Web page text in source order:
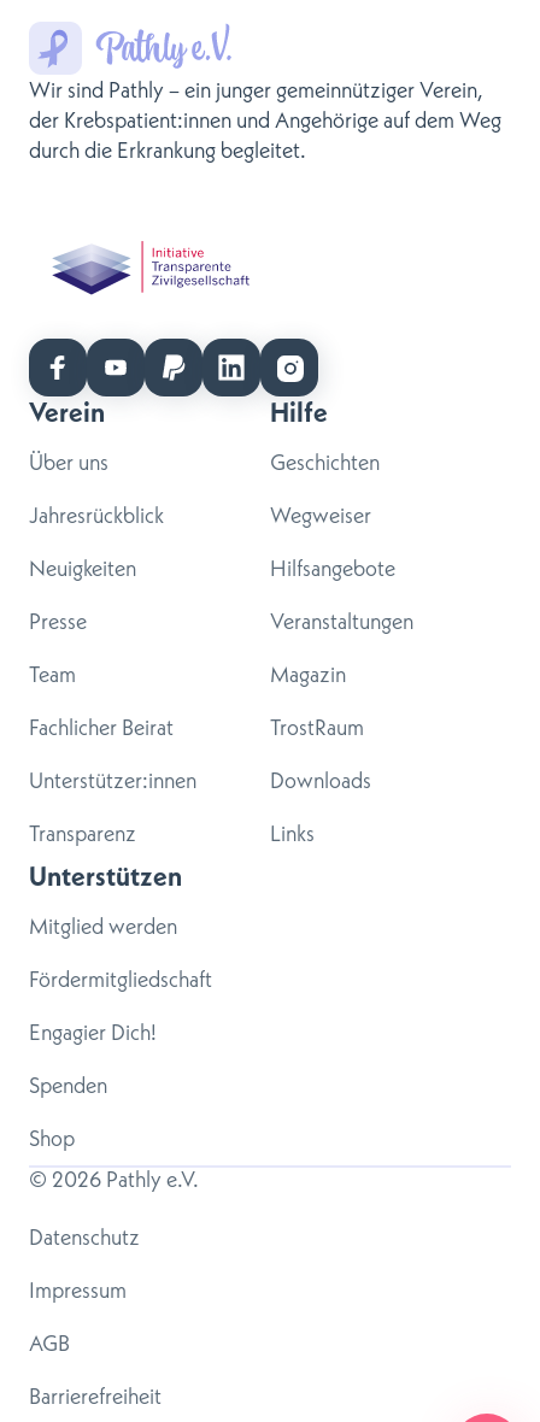
Wir sind Pathly – ein junger gemeinnütziger Verein,
der Krebspatient:innen und Angehörige auf dem Weg
durch die Erkrankung begleitet.
Verein
Über uns
Jahresrückblick
Neuigkeiten
Presse
Team
Fachlicher Beirat
Unterstützer:innen
Transparenz
Hilfe
Geschichten
Wegweiser
Hilfsangebote
Veranstaltungen
Magazin
TrostRaum
Downloads
Links
Unterstützen
Mitglied werden
Fördermitgliedschaft
Engagier Dich!
Spenden
Shop
© 2026 Pathly e.V.
Datenschutz
Impressum
AGB
Barrierefreiheit